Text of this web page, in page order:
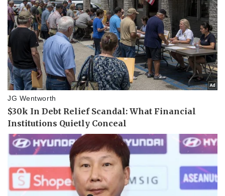
Kinh tế
Bất động sản
Khởi nghiệp
Thị trường
Giá vàng
Tiêu dùng
Chứng khoán
Giá cà phê